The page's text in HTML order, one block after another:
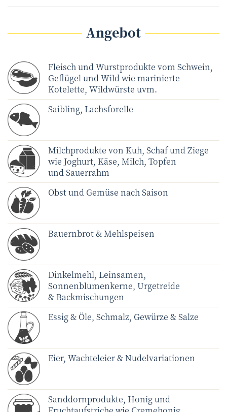
Angebot
Fleisch und Wurstprodukte vom Schwein,
Geflügel und Wild wie marinierte
Kotelette, Wildwürste uvm.
Saibling, Lachsforelle
Milchprodukte von Kuh, Schaf und Ziege
wie Joghurt, Käse, Milch, Topfen
und Sauerrahm
Obst und Gemüse nach Saison
Bauernbrot & Mehlspeisen
Dinkelmehl, Leinsamen,
Sonnenblumenkerne, Urgetreide
& Backmischungen
Essig & Öle, Schmalz, Gewürze & Salze
Eier, Wachteleier & Nudelvariationen
Sanddornprodukte, Honig und